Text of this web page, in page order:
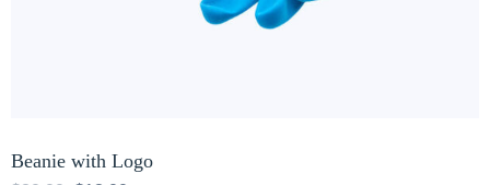
Beanie with Logo